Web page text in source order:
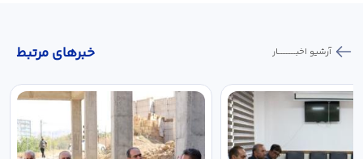
خبر‌های مرتبط آرشیو اخبـــــــــــار